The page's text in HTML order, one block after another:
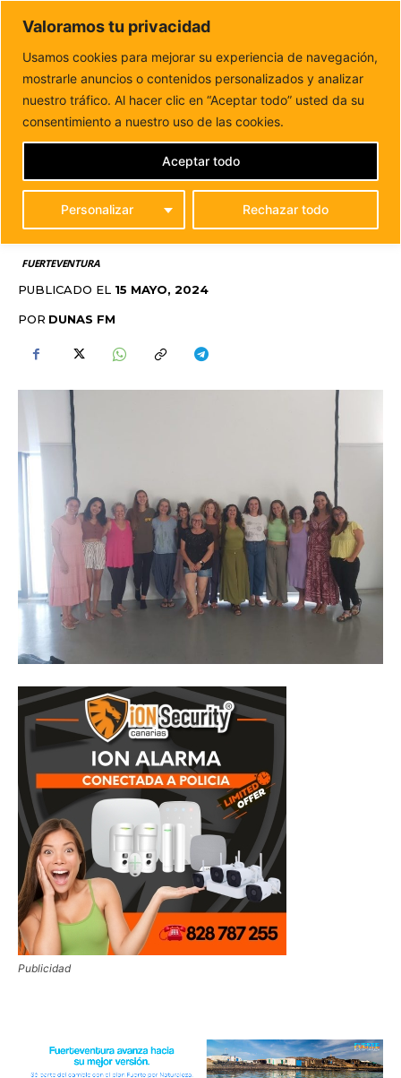
Valoramos tu privacidad
Usamos cookies para mejorar su experiencia de navegación,
mostrarle anuncios o contenidos personalizados y analizar
nuestro tráfico. Al hacer clic en “Aceptar todo” usted da su
consentimiento a nuestro uso de las cookies.
Personalizar Rechazar todo
Aceptar todo
DUNAS FM
Tu informacion de forma cercana
Inicio FUERTEVENTURA
El Ayuntamiento de La Oliva
concluye con éxito el Círculo de Mujeres...
EL AYUNTAMIENTO DE
LA OLIVA CONCLUYE
CON ÉXITO EL CÍRCULO
DE MUJERES 2024
FUERTEVENTURA
PUBLICADO EL 15 MAYO, 2024
POR DUNAS FM
Publicidad